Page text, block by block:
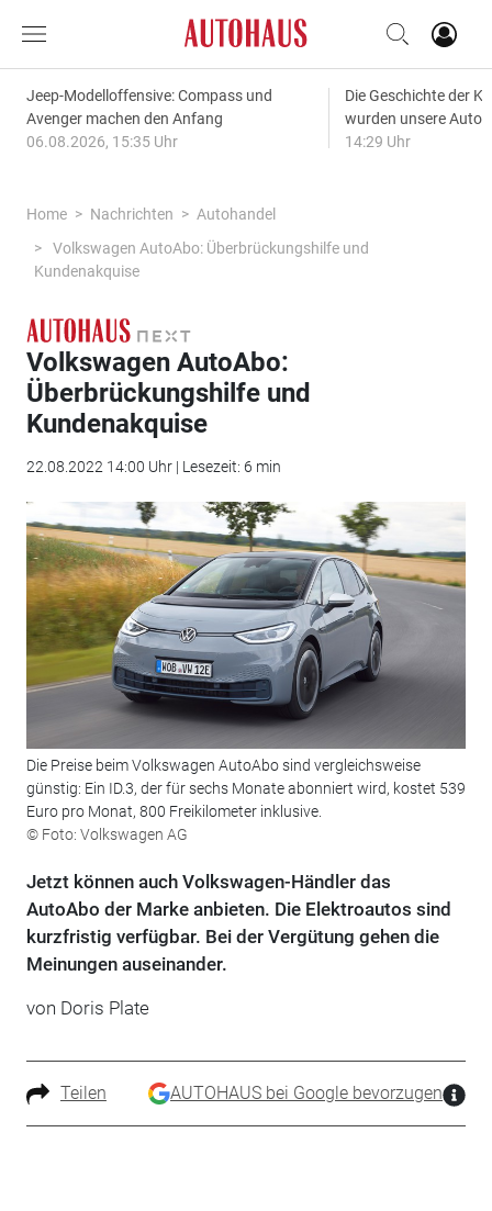
Jeep-Modelloffensive: Compass und
Avenger machen den Anfang
06.08.2026, 15:35 Uhr
Die Geschichte der
wurden unsere
14:29 Uhr
Home Nachrichten
Autohandel
Volkswagen AutoAbo: Überbrückungshilfe und
Kundenakquise
Volkswagen AutoAbo:
Überbrückungshilfe und
Kundenakquise
22.08.2022 14:00 Uhr | Lesezeit: 6 min
Die Preise beim Volkswagen AutoAbo sind vergleichsweise
günstig: Ein ID.3, der für sechs Monate abonniert wird, kostet 539
Euro pro Monat, 800 Freikilometer inklusive.
© Foto: Volkswagen AG
Jetzt können auch Volkswagen-Händler das
AutoAbo der Marke anbieten. Die Elektroautos sind
kurzfristig verfügbar. Bei der Vergütung gehen die
Meinungen auseinander.
von Doris Plate
Teilen AUTOHAUS bei Google bevorzugen